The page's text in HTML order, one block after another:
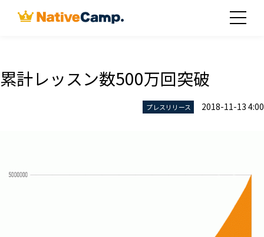
累計レッスン数500万回突破
プレスリリース 2018-11-13 4:00